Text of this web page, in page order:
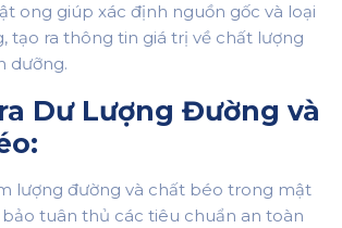
ong giúp xác định nguồn gốc và loại
tạo ra thông tin giá trị về chất lượng
dưỡng.
Dư Lượng Đường và
lượng đường và chất béo trong mật
tuân thủ các tiêu chuẩn an toàn